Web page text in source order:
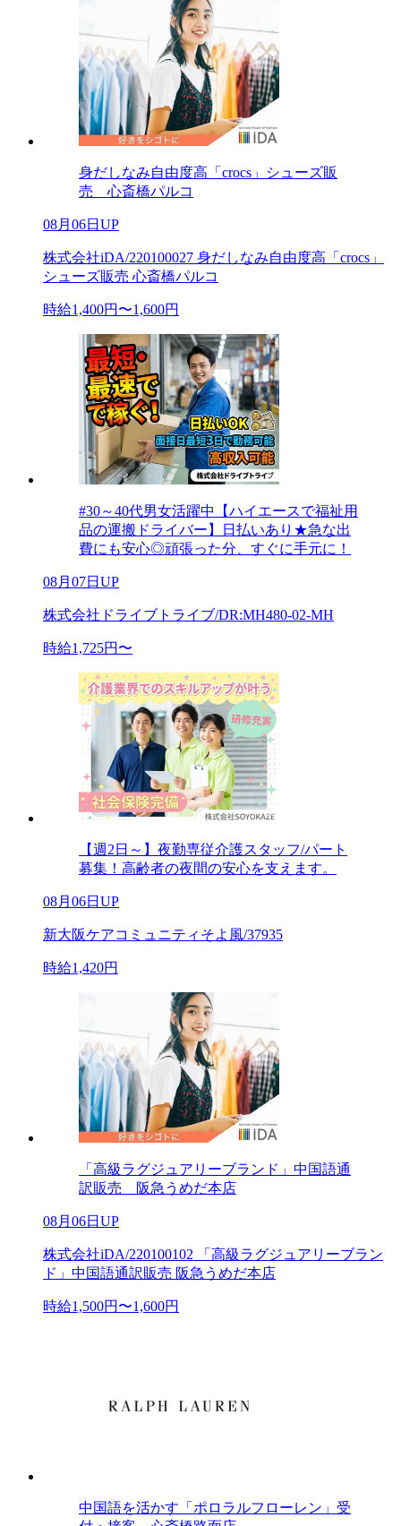
身だしなみ自由度高「crocs」シューズ販
売 心斎橋パルコ
08月06日UP
株式会社iDA/220100027 身だしなみ自由度高「crocs」
シューズ販売 心斎橋パルコ
時給1,400円〜1,600円
#30～40代男女活躍中【ハイエースで福祉用
品の運搬ドライバー】日払いあり★急な出
費にも安心◎頑張った分、すぐに手元に！
08月07日UP
株式会社ドライブトライブ/DR:MH480-02-MH
時給1,725円〜
【週2日～】夜勤専従介護スタッフ/パート
募集！高齢者の夜間の安心を支えます。
08月06日UP
新大阪ケアコミュニティそよ風/37935
時給1,420円
「高級ラグジュアリーブランド」中国語通
訳販売 阪急うめだ本店
08月06日UP
株式会社iDA/220100102 「高級ラグジュアリーブラン
ド」中国語通訳販売 阪急うめだ本店
時給1,500円〜1,600円
中国語を活かす「ポロラルフローレン」受